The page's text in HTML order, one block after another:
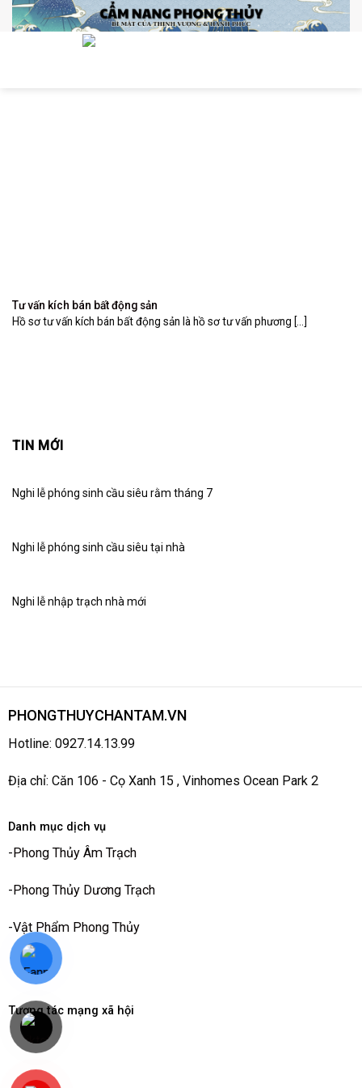
Skip
Tư vấn kích bán bất động sản
Hồ sơ tư vấn kích bán bất động sản là hồ sơ tư vấn phương [...]
TIN MỚI
Nghi lễ phóng sinh cầu siêu rằm tháng 7
Nghi lễ phóng sinh cầu siêu tại nhà
Nghi lễ nhập trạch nhà mới
PHONGTHUYCHANTAM.VN
Hotline: 0927.14.13.99
Địa chỉ: Căn 106 - Cọ Xanh 15 , Vinhomes Ocean Park 2
Danh mục dịch vụ
- Phong Thủy Âm Trạch
- Phong Thủy Dương Trạch
-Vật Phẩm Phong Thủy
Tương tác mạng xã hội